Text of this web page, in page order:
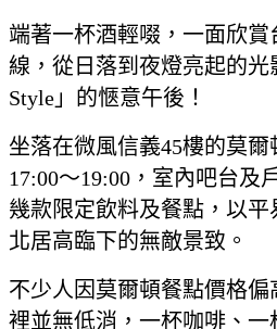
端著一杯酒輕啜，一面欣賞
線，從日落到夜燈亮起的光
Style」的愜意午後！
坐落在微風信義45樓的莫
17:00～19:00，室內吧台及
幾款限定飲料及餐點，以
北居高臨下的無敵景致。
不少人因莫爾頓餐點價格
裡並無低消，一杯咖啡、